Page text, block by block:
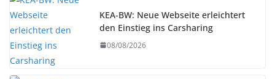
KEA-BW: Neue Webseite erleichtert
den Einstieg ins Carsharing
08/08/2026